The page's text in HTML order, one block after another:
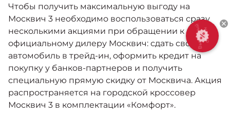
Кроссовер, создающий равные
возможности
от 2 069 000 ₽*
Москвич 8
Практичный семиместный
кроссовер
от 3 125 000 ₽*
Калькулятор трейд-ин
Страховые программы
АКСЕССУАРЫ
Чтобы получить максимальную выгоду на
Москвич 3 необходимо воспользоваться сразу
несколькими акциями при обращении к
официальному дилеру Москвич: сдать свой
автомобиль в трейд-ин, оформить кредит на
покупку у банков-партнеров и получить
специальную прямую скидку от Москвича. Акция
распространяется на городской кроссовер
Москвич 3 в комплектации «Комфорт».